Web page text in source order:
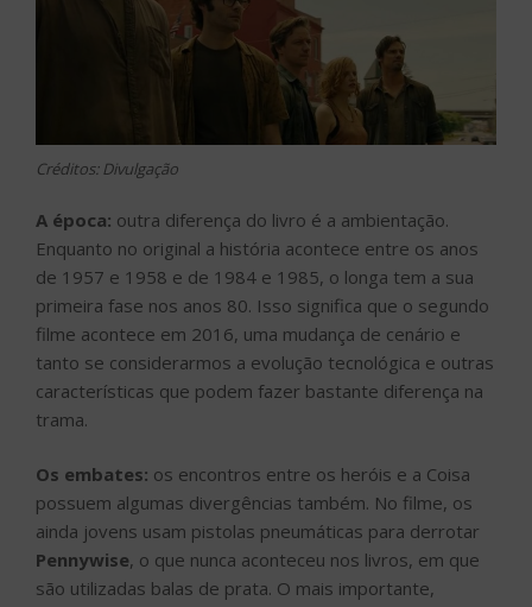
Créditos: Divulgação
A época: outra diferença do livro é a ambientação.
Enquanto no original a história acontece entre os anos
de 1957 e 1958 e de 1984 e 1985, o longa tem a sua
primeira fase nos anos 80. Isso significa que o segundo
filme acontece em 2016, uma mudança de cenário e
tanto se considerarmos a evolução tecnológica e outras
características que podem fazer bastante diferença na
trama.
Os embates: os encontros entre os heróis e a Coisa
possuem algumas divergências também. No filme, os
ainda jovens usam pistolas pneumáticas para derrotar
Pennywise, o que nunca aconteceu nos livros, em que
são utilizadas balas de prata. O mais importante,